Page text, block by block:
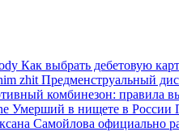
Как выбрать дебетовую
Предменструальный
комбинезон: правила
Умерший в нищете в России
Самойлова официально